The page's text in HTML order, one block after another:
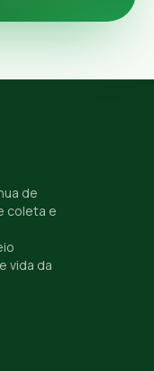
de
coleta e
vida da